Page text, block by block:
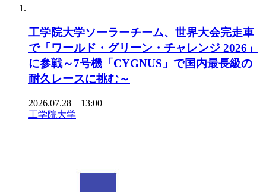
工学院大学ソーラーチーム、世界大会完走車
で「ワールド・グリーン・チャレンジ 2026」
に参戦～7号機「CYGNUS」で国内最長級の
耐久レースに挑む～
2026.07.28 13:00
工学院大学